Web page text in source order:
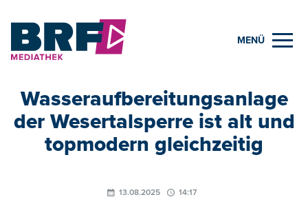
MENÜ
Wasseraufbereitungsanlage
der Wesertalsperre ist alt und
topmodern gleichzeitig
13.08.2025 14:17